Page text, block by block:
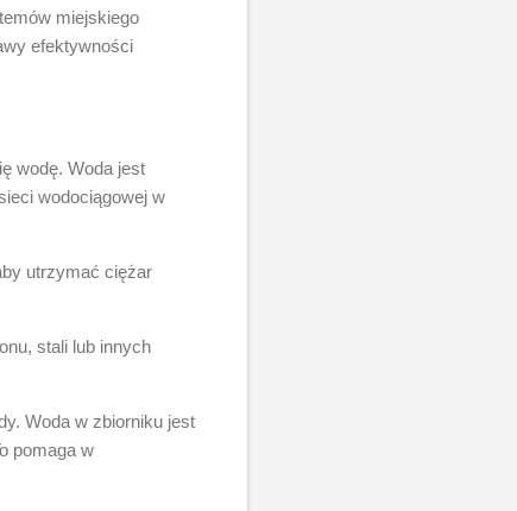
miejskiego
efektywności
wodę. Woda jest
wodociągowej w
utrzymać ciężar
stali lub innych
Woda w zbiorniku jest
pomaga w